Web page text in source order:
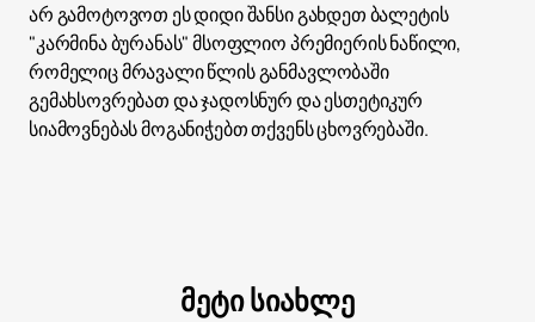
არ გამოტოვოთ ეს დიდი შანსი გახდეთ ბალეტის
"კარმინა ბურანას" მსოფლიო პრემიერის ნაწილი,
რომელიც მრავალი წლის განმავლობაში
გემახსოვრებათ და ჯადოსნურ და ესთეტიკურ
სიამოვნებას მოგანიჭებთ თქვენს ცხოვრებაში.
მეტი სიახლე